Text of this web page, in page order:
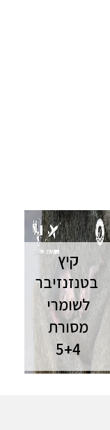
קיץ
בטנזנזיבר
לשומרי
מסורת
5+4
טיול לטנזניה